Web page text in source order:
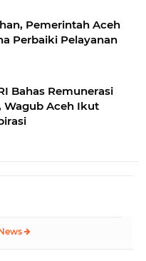
Pemerintah Aceh
Perbaiki Pelayanan
Bahas Remunerasi
Wagub Aceh Ikut